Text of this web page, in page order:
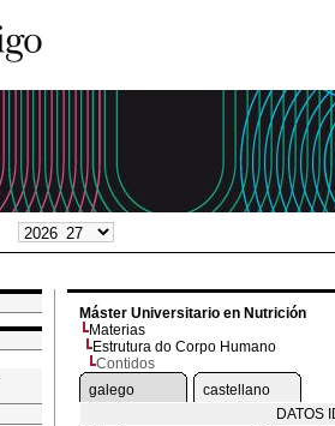
Máster Universitario en Nutrición
Materias
Estrutura do Corpo Humano
Contidos
galego
castellano
DATOS